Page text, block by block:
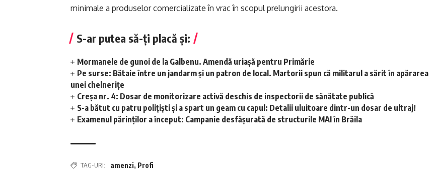
minimale a produselor comercializate în vrac în scopul prelungirii acestora.
S-ar putea să-ți placă și:
Mormanele de gunoi de la Galbenu. Amendă uriașă pentru Primărie
Pe surse: Bătaie între un jandarm și un patron de local. Martorii spun că militarul a sărit în apărarea
unei chelnerițe
Creșa nr. 4: Dosar de monitorizare activă deschis de inspectorii de sănătate publică
S-a bătut cu patru polițiști și a spart un geam cu capul: Detalii uluitoare dintr-un dosar de ultraj!
Examenul părinților a început: Campanie desfășurată de structurile MAI în Brăila
TAG-URI: amenzi, Profi